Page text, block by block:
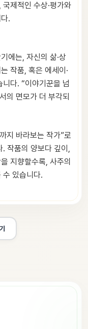
제적인 수상·평가와
.
에는, 자신의 삶·상
작품, 혹은 에세이·
다. “이야기꾼을 넘
의 면모가 더 부각되
지 바라보는 작가”로
작품의 양보다 깊이,
지향할수록, 사주의
수 있습니다.